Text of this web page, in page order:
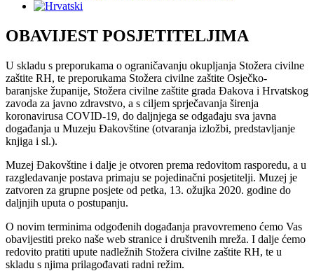
OBAVIJEST POSJETITELJIMA
U skladu s preporukama o ograničavanju okupljanja Stožera civilne
zaštite RH, te preporukama Stožera civilne zaštite Osječko-
baranjske županije, Stožera civilne zaštite grada Đakova i Hrvatskog
zavoda za javno zdravstvo, a s ciljem sprječavanja širenja
koronavirusa COVID-19, do daljnjega se odgađaju sva javna
događanja u Muzeju Đakovštine (otvaranja izložbi, predstavljanje
knjiga i sl.).
Muzej Đakovštine i dalje je otvoren prema redovitom rasporedu, a u
razgledavanje postava primaju se pojedinačni posjetitelji. Muzej je
zatvoren za grupne posjete od petka, 13. ožujka 2020. godine do
daljnjih uputa o postupanju.
O novim terminima odgođenih događanja pravovremeno ćemo Vas
obavijestiti preko naše web stranice i društvenih mreža. I dalje ćemo
redovito pratiti upute nadležnih Stožera civilne zaštite RH, te u
skladu s njima prilagođavati radni režim.